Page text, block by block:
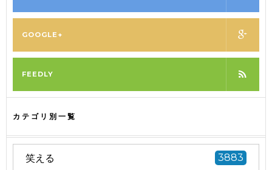
GOOGLE+
FEEDLY
カテゴリ別一覧
笑える 3883